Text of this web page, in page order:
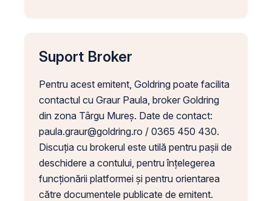
Suport Broker
Pentru acest emitent, Goldring poate facilita
contactul cu Graur Paula, broker Goldring
din zona Târgu Mureș. Date de contact:
paula.graur@goldring.ro / 0365 450 430.
Discuția cu brokerul este utilă pentru pașii de
deschidere a contului, pentru înțelegerea
funcționării platformei și pentru orientarea
către documentele publicate de emitent.